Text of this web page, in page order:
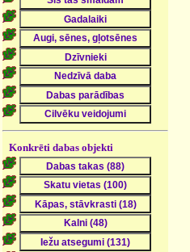
Konkrēti dabas objekti